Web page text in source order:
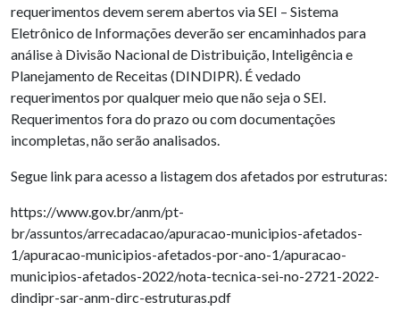
requerimentos devem serem abertos via SEI – Sistema
Eletrônico de Informações deverão ser encaminhados para
análise à Divisão Nacional de Distribuição, Inteligência e
Planejamento de Receitas (DINDIPR). É vedado
requerimentos por qualquer meio que não seja o SEI.
Requerimentos fora do prazo ou com documentações
incompletas, não serão analisados.
Segue link para acesso a listagem dos afetados por estruturas:
https://www.gov.br/anm/pt-
br/assuntos/arrecadacao/apuracao-municipios-afetados-
1/apuracao-municipios-afetados-por-ano-1/apuracao-
municipios-afetados-2022/nota-tecnica-sei-no-2721-2022-
dindipr-sar-anm-dirc-estruturas.pdf